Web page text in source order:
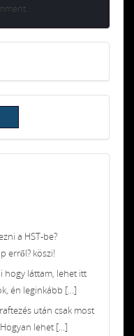
a HST-be?
erről? köszi!
hogy láttam, lehet itt
én leginkább [...]
után csak most
lehet [...]